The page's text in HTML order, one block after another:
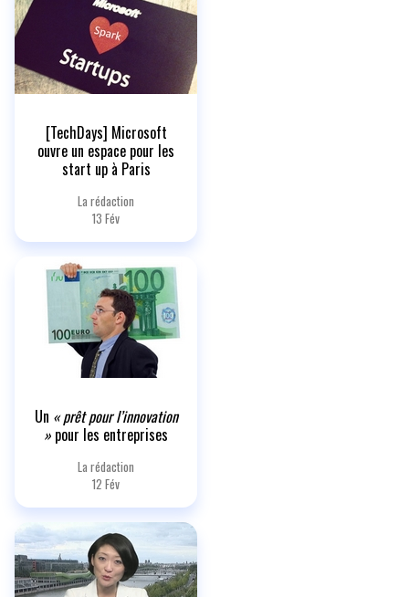
[TechDays] Microsoft
ouvre un espace pour les
start up à Paris
La rédaction
13 Fév
Un « prêt pour l’innovation
» pour les entreprises
La rédaction
12 Fév